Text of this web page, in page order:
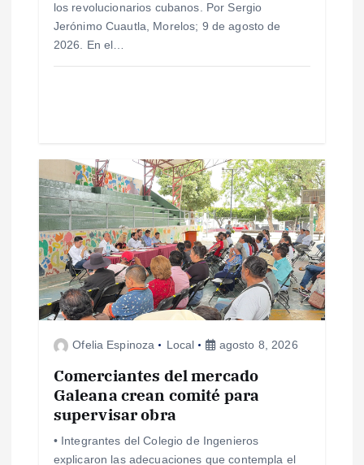
a
s
los revolucionarios cubanos. Por Sergio
Jerónimo Cuautla, Morelos; 9 de agosto de
2026. En el…
Ofelia Espinoza Local agosto 8, 2026
Comerciantes del mercado
Galeana crean comité para
supervisar obra
• Integrantes del Colegio de Ingenieros
explicaron las adecuaciones que contempla el